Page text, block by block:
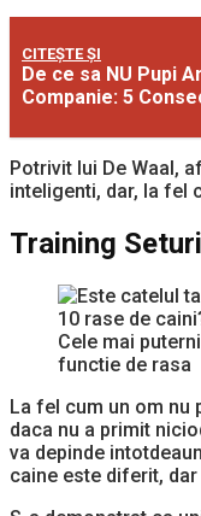
CITEȘTE ȘI
De ce sa NU Pupi
Companie: 5
Potrivit lui De Waal,
inteligenti, dar, la fel
Training
Cele mai
functie de rasa
La fel cum un om nu
daca nu a primit
va depinde
caine este diferit,